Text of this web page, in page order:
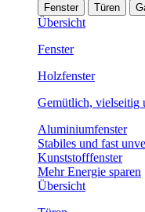
Fenster
Türen
Übersicht
Fenster
Holzfenster
Gemütlich, vielseitig
Aluminiumfenster
Stabiles und fast
Kunststofffenster
Mehr Energie sparen
Übersicht